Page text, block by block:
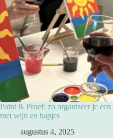
Paint & Proef: zo organiseer je
met wijn en hapjes
augustus 4, 2025